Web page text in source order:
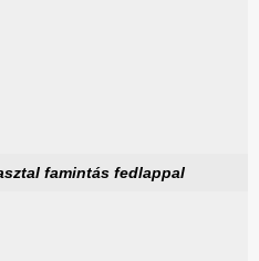
famintás fedlappal